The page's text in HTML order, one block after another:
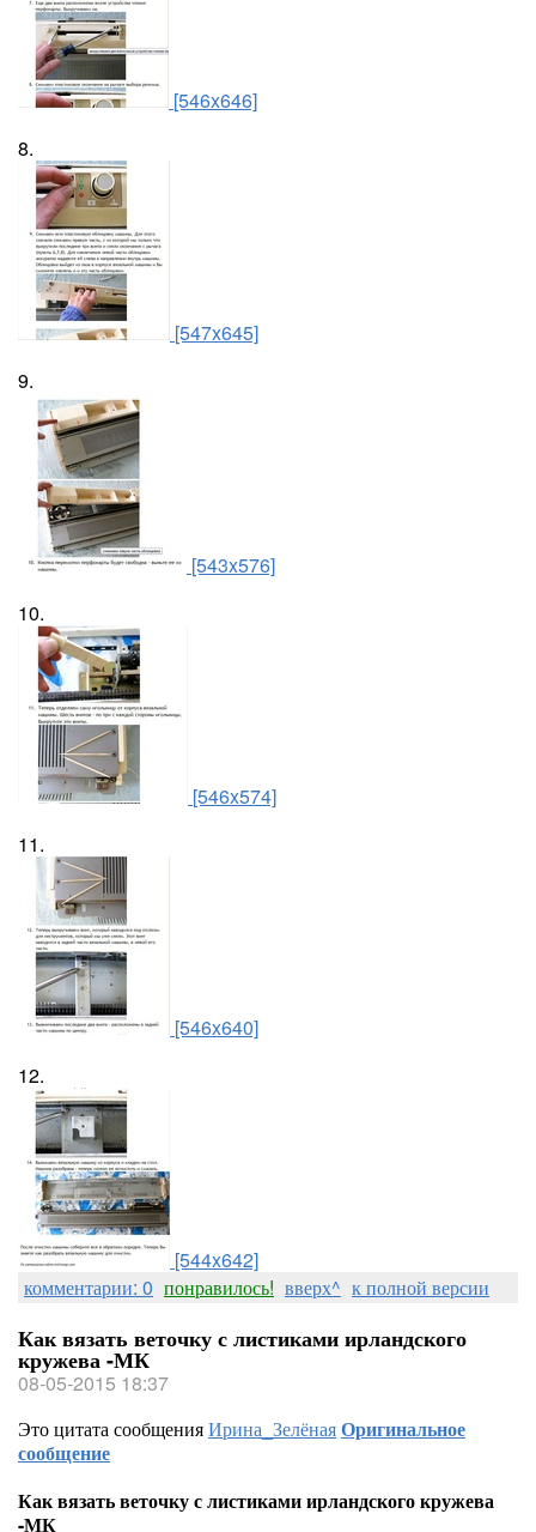
[546x646]
8.
[547x645]
9.
[543x576]
10.
[546x574]
11.
[546x640]
12.
[544x642]
комментарии: 0 понравилось! вверх^ к полной версии
Как вязать веточку с листиками ирландского
кружева -МК
08-05-2015 18:37
Это цитата сообщенияИрина_ЗелёнаяОригинальное
сообщение
Как вязать веточку с листиками ирландского кружева
-МК